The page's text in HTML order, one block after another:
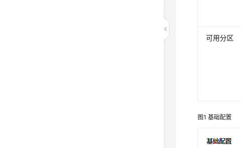
可用分区
图1基础配置